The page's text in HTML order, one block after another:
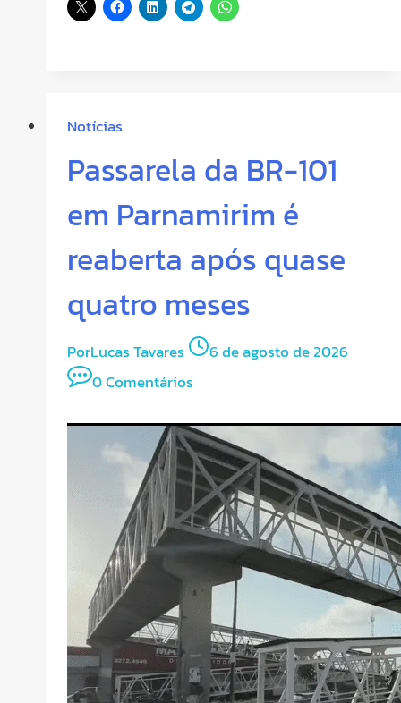
Notícias
Passarela da BR-101
em Parnamirim é
reaberta após quase
quatro meses
PorLucas Tavares
6 de agosto de 2026
0 Comentários